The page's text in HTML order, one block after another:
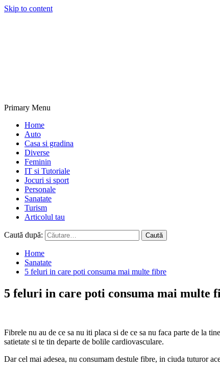
Skip to content
Primary Menu
Home
Auto
Casa si gradina
Diverse
Feminin
IT si Tutoriale
Jocuri si sport
Personale
Sanatate
Turism
Articolul tau
Caută după:
Home
Sanatate
5 feluri in care poti consuma mai multe fibre
5 feluri in care poti consuma mai multe
Fibrele nu au de ce sa nu iti placa si de ce sa nu faca parte de la
satietate si te tin departe de bolile cardiovasculare.
Dar cel mai adesea, nu consumam destule fibre, in ciuda tuturor